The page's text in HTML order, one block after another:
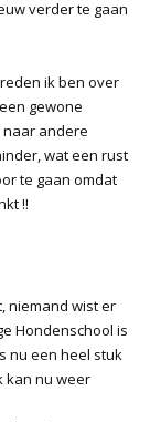
verder te gaan
ik ben over
gewone
andere
wat een rust
te gaan omdat
!!
niemand wist er
Hondenschool is
nu een heel stuk
kan nu weer